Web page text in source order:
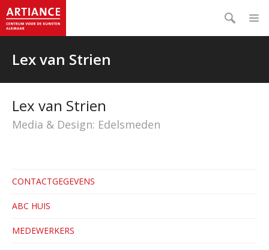
Lex van Strien
Lex van Strien
Media & Design: Edelsmeden
CONTACTGEGEVENS
ABC HUIS
MEDEWERKERS